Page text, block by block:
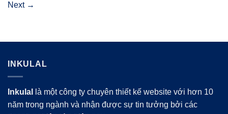
Next →
INKULAL
Inkulal
là một công ty chuyên thiết kế website với hơn 10
năm trong ngành và nhận được sự tin tưởng bởi các